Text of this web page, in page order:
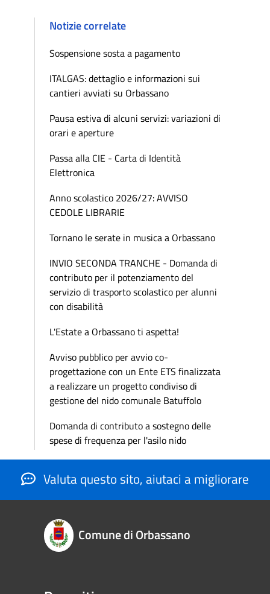
Notizie correlate
Sospensione sosta a pagamento
ITALGAS: dettaglio e informazioni sui
cantieri avviati su Orbassano
Pausa estiva di alcuni servizi: variazioni di
orari e aperture
Passa alla CIE - Carta di Identità
Elettronica
Anno scolastico 2026/27: AVVISO
CEDOLE LIBRARIE
Tornano le serate in musica a Orbassano
INVIO SECONDA TRANCHE - Domanda di
contributo per il potenziamento del
servizio di trasporto scolastico per alunni
con disabilità
L'Estate a Orbassano ti aspetta!
Avviso pubblico per avvio co-
progettazione con un Ente ETS finalizzata
a realizzare un progetto condiviso di
gestione del nido comunale Batuffolo
Domanda di contributo a sostegno delle
spese di frequenza per l'asilo nido
Valuta questo sito, aiutaci a migliorare
Comune di Orbassano